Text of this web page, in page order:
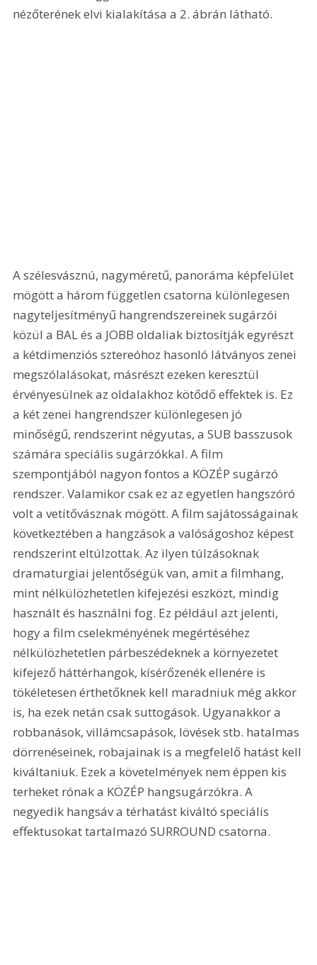
nézőterének elvi kialakítása a 2. ábrán látható.
A szélesvásznú, nagyméretű, panoráma képfelület
mögött a három független csatorna különlegesen
nagyteljesítményű hangrendszereinek sugárzói
közül a BAL és a JOBB oldaliak biztosítják egyrészt
a kétdimenziós sztereóhoz hasonló látványos zenei
megszólalásokat, másrészt ezeken keresztül
érvényesülnek az oldalakhoz kötődő effektek is. Ez
a két zenei hangrendszer különlegesen jó
minőségű, rendszerint négyutas, a SUB basszusok
számára speciális sugárzókkal. A film
szempontjából nagyon fontos a KÖZÉP sugárzó
rendszer. Valamikor csak ez az egyetlen hangszóró
volt a vetítővásznak mögött. A film sajátosságainak
következtében a hangzások a valóságoshoz képest
rendszerint eltúlzottak. Az ilyen túlzásoknak
dramaturgiai jelentőségük van, amit a filmhang,
mint nélkülözhetetlen kifejezési eszközt, mindig
használt és használni fog. Ez például azt jelenti,
hogy a film cselekményének megértéséhez
nélkülözhetetlen párbeszédeknek a környezetet
kifejező háttérhangok, kísérőzenék ellenére is
tökéletesen érthetőknek kell maradniuk még akkor
is, ha ezek netán csak suttogások. Ugyanakkor a
robbanások, villámcsapások, lövések stb. hatalmas
dörrenéseinek, robajainak is a megfelelő hatást kell
kiváltaniuk. Ezek a követelmények nem éppen kis
terheket rónak a KÖZÉP hangsugárzókra. A
negyedik hangsáv a térhatást kiváltó speciális
effektusokat tartalmazó SURROUND csatorna.